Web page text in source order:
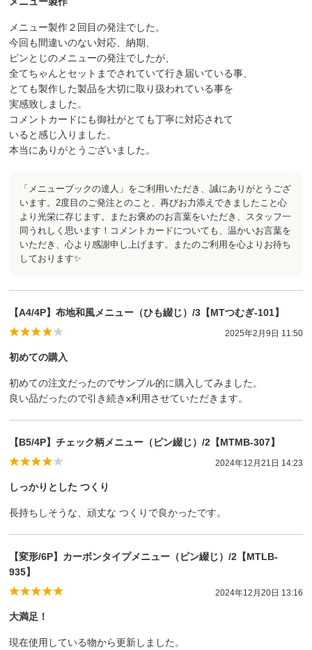
メニュー製作２回目の発注でした。
今回も間違いのない対応、納期、
ピンとじのメニューの発注でしたが、
全てちゃんとセットまでされていて行き届いている事、
とても製作した製品を大切に取り扱われている事を
実感致しました。
コメントカードにも御社がとても丁寧に対応されて
いると感じ入りました。
本当にありがとうございました。
「メニューブックの達人」をご利用いただき、誠にありがとうござ
います。2度目のご発注とのこと、再びお力添えできましたこと心
より光栄に存じます。またお褒めのお言葉をいただき、スタッフ一
同うれしく思います！コメントカードについても、温かいお言葉を
いただき、心より感謝申し上げます。またのご利用を心よりお待ち
しております✨
【A4/4P】布地和風メニュー（ひも綴じ）/3【MTつむぎ-101】
2025年2月9日 11:50
初めての購入
初めての注文だったのでサンプル的に購入してみました。
良い品だったので引き続きx利用させていただきます。
【B5/4P】チェック柄メニュー（ピン綴じ）/2【MTMB-307】
2024年12月21日 14:23
しっかりとした つくり
長持ちしそうな、頑丈な つくりで良かったです。
【変形/6P】カーボンタイプメニュー（ピン綴じ）/2【MTLB-
935】
2024年12月20日 13:16
大満足！
現在使用している物から更新しました。